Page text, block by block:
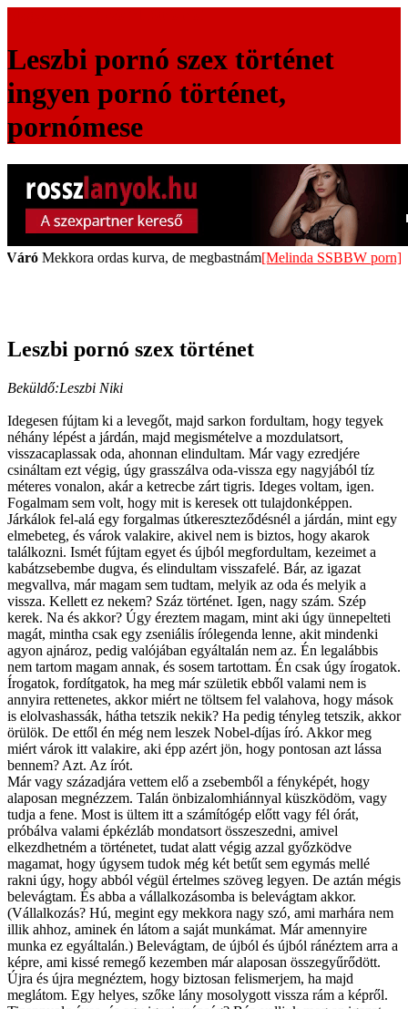
Leszbi pornó szex történet
ingyen pornó történet,
pornómese
ordas kurva, de megbastnám[Melinda SSBBW porn]|SterraVáró
Leszbi pornó szex történet
Beküldő:Leszbi Niki
Idegesen fújtam ki a levegőt, majd sarkon fordultam, hogy tegyek
néhány lépést a járdán, majd megismételve a mozdulatsort,
visszacaplassak oda, ahonnan elindultam. Már vagy ezredjére
csináltam ezt végig, úgy grasszálva oda-vissza egy nagyjából tíz
méteres vonalon, akár a ketrecbe zárt tigris. Ideges voltam, igen.
Fogalmam sem volt, hogy mit is keresek ott tulajdonképpen.
Járkálok fel-alá egy forgalmas útkereszteződésnél a járdán, mint egy
elmebeteg, és várok valakire, akivel nem is biztos, hogy akarok
találkozni. Ismét fújtam egyet és újból megfordultam, kezeimet a
kabátzsebembe dugva, és elindultam visszafelé. Bár, az igazat
megvallva, már magam sem tudtam, melyik az oda és melyik a
vissza. Kellett ez nekem? Száz történet. Igen, nagy szám. Szép
kerek. Na és akkor? Úgy éreztem magam, mint aki úgy ünnepelteti
magát, mintha csak egy zseniális írólegenda lenne, akit mindenki
agyon ajnároz, pedig valójában egyáltalán nem az. Én legalábbis
nem tartom magam annak, és sosem tartottam. Én csak úgy írogatok.
Írogatok, fordítgatok, ha meg már születik ebből valami nem is
annyira rettenetes, akkor miért ne töltsem fel valahova, hogy mások
is elolvashassák, hátha tetszik nekik? Ha pedig tényleg tetszik, akkor
örülök. De ettől én még nem leszek Nobel-díjas író. Akkor meg
miért várok itt valakire, aki épp azért jön, hogy pontosan azt lássa
bennem? Azt. Az írót.
Már vagy századjára vettem elő a zsebemből a fényképét, hogy
alaposan megnézzem. Talán önbizalomhiánnyal küszködöm, vagy
tudja a fene. Most is ültem itt a számítógép előtt vagy fél órát,
próbálva valami épkézláb mondatsort összeszedni, amivel
elkezdhetném a történetet, tudat alatt végig azzal győzködve
magamat, hogy úgysem tudok még két betűt sem egymás mellé
rakni úgy, hogy abból végül értelmes szöveg legyen. De aztán mégis
belevágtam. És abba a vállalkozásomba is belevágtam akkor.
(Vállalkozás? Hú, megint egy mekkora nagy szó, ami marhára nem
illik ahhoz, aminek én látom a saját munkámat. Már amennyire
munka ez egyáltalán.) Belevágtam, de újból és újból ránéztem arra a
képre, ami kissé remegő kezemben már alaposan összegyűrődött.
Újra és újra megnéztem, hogy biztosan felismerjem, ha majd
meglátom. Egy helyes, szőke lány mosolygott vissza rám a képről.